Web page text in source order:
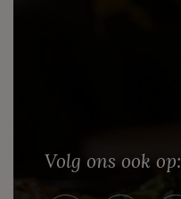
Volg ons ook op: